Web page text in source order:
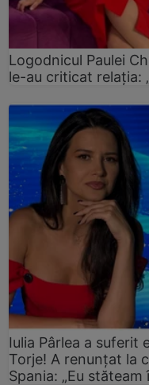
Logodnicul Paulei
le-au criticat relația:
Iulia Pârlea a suferit
Torje! A renunțat la
Spania: „Eu stăteam